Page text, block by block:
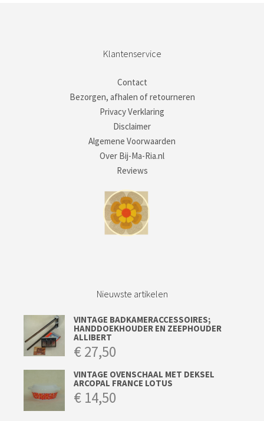
Klantenservice
Contact
Bezorgen, afhalen of retourneren
Privacy Verklaring
Disclaimer
Algemene Voorwaarden
Over Bij-Ma-Ria.nl
Reviews
Nieuwste artikelen
VINTAGE BADKAMERACCESSOIRES;
HANDDOEKHOUDER EN ZEEPHOUDER
ALLIBERT
€27,50
VINTAGE OVENSCHAAL MET DEKSEL
ARCOPAL FRANCE LOTUS
€ 14,50